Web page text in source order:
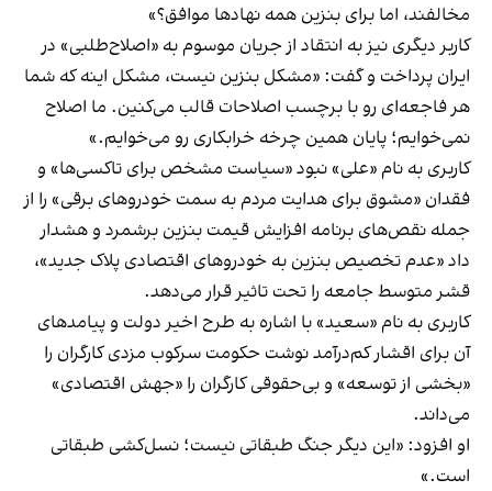
مخالفند، اما برای بنزین همه نهادها موافق؟»
کاربر دیگری نیز به انتقاد از جریان موسوم به «اصلاح‌طلبی» در
ایران پرداخت وگفت: «مشکل بنزین نیست، مشکل اینه که شما
هر فاجعه‌ای رو با برچسب اصلاحات قالب می‌کنین. ما اصلاح
نمی‌خوایم؛ پایان همین چرخه‌ خرابکاری رو می‌خوایم.»
کاربری به نام «علی» نبود «سیاست مشخص برای تاکسی‌ها» و
فقدان «مشوق برای هدایت مردم به سمت خودروهای برقی» را از
جمله نقص‌های برنامه افزایش قیمت بنزین برشمرد و هشدار
داد«عدم تخصیص بنزین به خودروهای اقتصادی پلاک جدید»،
قشر متوسط جامعه را تحت تاثیر قرار می‌دهد.
کاربری به نام «سعید» با اشاره به طرح اخیر دولت و پیامدهای
آن برای اقشار کم‌درآمدنوشت حکومت سرکوب مزدی کارگران را
«بخشی از توسعه» و بی‌حقوقی کارگران را «جهش اقتصادی»
می‌داند.
او افزود: «این دیگر جنگ طبقاتی نیست؛ نسل‌کشی طبقاتی
است.»